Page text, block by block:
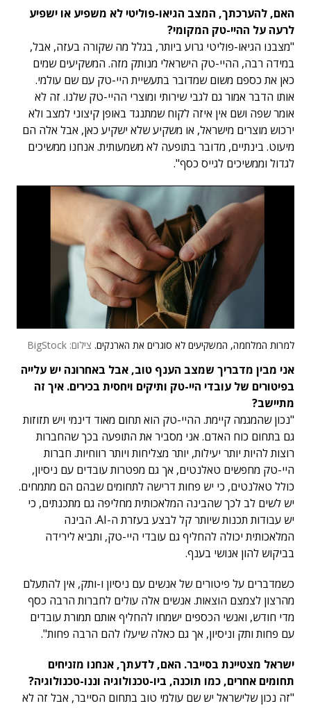
האם, להערכתך, המצב הגיאו-פוליטי לא משפיע או ישפיע
לרעה על ההיי-טק המקומי?
"מצבנו הגיאו-פוליטי גרוע ביותר, בגלל מה שקורה בעזה, אבל,
במידה רבה, ההיי-טק הישראלי מנותק מזה. המשקיעים שמים
כאן את כספם משום שמדובר בתעשיית היי-טק עם שם עולמי.
אותו הדבר אמור גם לגבי שירותי ומוצרי ההיי-טק שלנו. זה לא
אומר שפה ושם אין איזה לקוח שמתנגד באופן קיצוני למצב ולא
ירכוש מוצרים מישראל, או משקיע שלא ישקיע כאן, אבל אלה הם
מיעוט. בינתיים, מדובר בתופעה לא משמעותית. אנחנו ממשיכים
לגדול וממשיכים לגייס כסף".
למרות המלחמה, המשקיעים לא סוגרים את הארנקים. צילום: BigStock
אני מבין מדבריך שמצב הענף טוב, אבל באחרונה יש עלייה
בפיטורים של עובדי היי-טק ותיקים ויחסית בכירים. איך זה
מתיישב?
"נכון שהמגמה קיימת. ההיי-טק הוא תחום מאוד דינמי ויש תזוזות
גם בתחום כוח האדם. אני מסביר את התופעה בכך שהחברות
רוצות להיות יותר יעילות, יותר מצליחות ויותר רווחיות. חברות
היי-טק מחפשים טאלנטים, אך גם מפטרות עובדים עם ניסיון,
כולל טאלנטים, כי יש פחות דרישה לתחומים שבהם הם מתמחים.
יש לשים לב לכך שהבינה המלאכותית מחליפה גם מתכנתים, כי
יש עבודות תכנות שיותר קל לבצע בעזרת ה-AI. הבינה
המלאכותית יכולה להחליף גם עובדי היי-טק, ותביא לירידה
בביקוש להון אנושי בענף.
כשמדברים על פיטורים של אנשים עם ניסיון ו-ותק, אין להתעלם
מהרצון לצמצם הוצאות. אנשים אלה עולים לחברות הרבה כסף
מדי חודש, ואנשי הכספים ישמחו להחליף אותם תמורת עובדים
עם פחות ותק וניסיון, אך גם כאלה שיעלו להם הרבה פחות".
ישראל מצטיינת בסייבר. האם, לדעתך, אנחנו מזניחים
תחומים אחרים, כמו תוכנה, ביו-טכנולוגיה וננו-טכנולוגיה?
"זה נכון שלישראל יש שם עולמי טוב בתחום הסייבר, אבל זה לא